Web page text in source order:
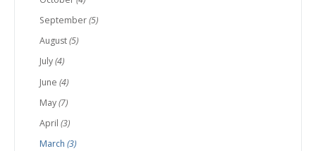
September(5)
August(5)
July(4)
June (4)
May(7)
April (3)
March (3)